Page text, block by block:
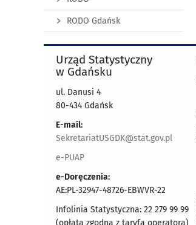
RODO Gdańsk
Urząd Statystyczny
w Gdańsku
ul. Danusi 4
80-434 Gdańsk
E-mail:
SekretariatUSGDK@stat.gov.pl
e-PUAP
e-Doręczenia:
AE:PL-32947-48726-EBWVR-22
Infolinia Statystyczna: 22 279 99 99
(opłata zgodna z taryfą operatora)